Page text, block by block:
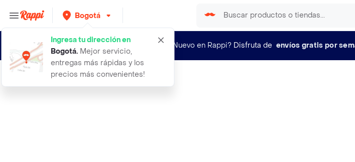
Bogotá
Ingresa tu dirección en
Bogotá. Mejor servicio,
entregas más rápidas y los
precios más convenientes!
¿Nuevo en Rappi? Disfruta de envíos gratis por
jean mujer azul talla 12 332e705 am